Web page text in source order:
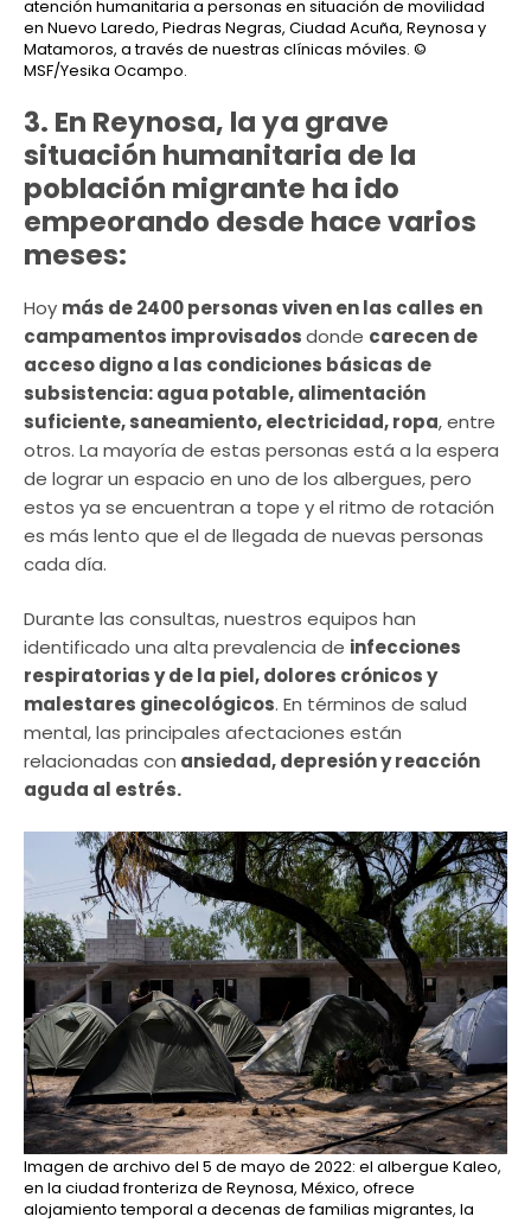
atención humanitaria a personas en situación de movilidad
en Nuevo Laredo, Piedras Negras, Ciudad Acuña, Reynosa y
Matamoros, a través de nuestras clínicas móviles. ©
MSF/Yesika Ocampo.
3. En Reynosa, la ya grave
situación humanitaria de la
población migrante ha ido
empeorando desde hace varios
meses:
Hoy más de 2400 personas viven en las calles en
campamentos improvisadosdonde carecen de
acceso digno a las condiciones básicas de
subsistencia: agua potable, alimentación
suficiente, saneamiento, electricidad, ropa, entre
otros. La mayoría de estas personas está a la espera
de lograr un espacio en uno de los albergues, pero
estos ya se encuentran a tope y el ritmo de rotación
es más lento que el de llegada de nuevas personas
cada día.
Durante las consultas, nuestros equipos han
identificado una alta prevalencia de infecciones
respiratorias y de la piel, dolores crónicos y
malestares ginecológicos. En términos de salud
mental, las principales afectaciones están
relacionadas con ansiedad, depresión y reacción
aguda al estrés.
Imagen de archivo del 5 de mayo de 2022: el albergue Kaleo,
en la ciudad fronteriza de Reynosa, México, ofrece
alojamiento temporal a decenas de familias migrantes, la